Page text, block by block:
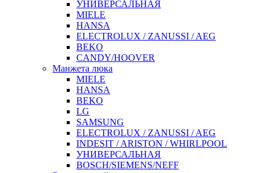
УНИВЕРСАЛЬНАЯ
MIELE
HANSA
ELECTROLUX / ZANUSSI / AEG
BEKO
CANDY/HOOVER
Манжета люка
MIELE
HANSA
BEKO
LG
SAMSUNG
ELECTROLUX / ZANUSSI / AEG
INDESIT / ARISTON / WHIRLPOOL
УНИВЕРСАЛЬНАЯ
BOSCH/SIEMENS/NEFF